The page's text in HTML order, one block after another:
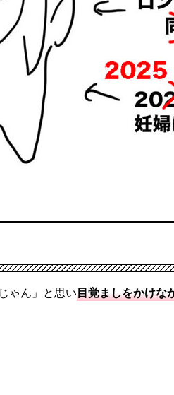
ゃん」と思い目覚ましをかけな